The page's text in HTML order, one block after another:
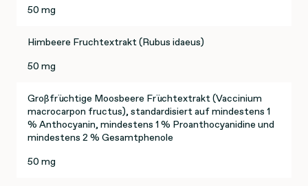
50 mg
Himbeere Fruchtextrakt (Rubus idaeus)
50 mg
Großfrüchtige Moosbeere Früchtextrakt (Vaccinium
macrocarpon fructus), standardisiert auf mindestens 1
% Anthocyanin, mindestens 1 % Proanthocyanidine und
mindestens 2 % Gesamtphenole
50 mg